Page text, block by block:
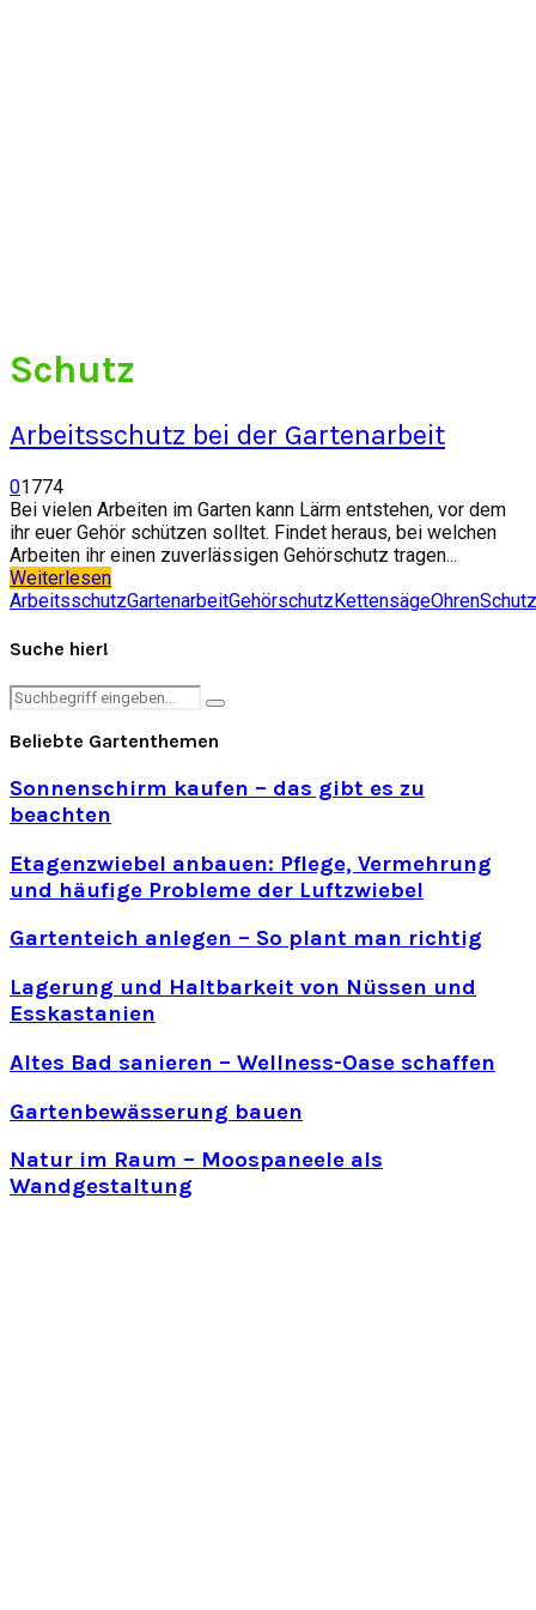
Schutz
Arbeitsschutz bei der Gartenarbeit
01774
Bei vielen Arbeiten im Garten kann Lärm entstehen, vor dem
ihr euer Gehör schützen solltet. Findet heraus, bei welchen
Arbeiten ihr einen zuverlässigen Gehörschutz tragen...
Weiterlesen
ArbeitsschutzGartenarbeitGehörschutzKettensägeOhrenSchutz
Suche hier!
Search
Search
Beliebte Gartenthemen
Sonnenschirm kaufen – das gibt es zu
beachten
Etagenzwiebel anbauen: Pflege, Vermehrung
und häufige Probleme der Luftzwiebel
Gartenteich anlegen – So plant man richtig
Lagerung und Haltbarkeit von Nüssen und
Esskastanien
Altes Bad sanieren – Wellness-Oase schaffen
Gartenbewässerung bauen
Natur im Raum – Moospaneele als
Wandgestaltung